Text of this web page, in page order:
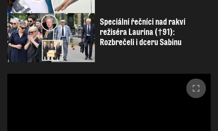
Speciální řečníci nad rakví
režiséra Laurina (†91):
Rozbrečeli i dceru Sabinu